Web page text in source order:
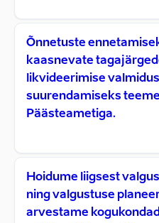
Õnnetuste
kaasnevate
likvideerimise
suurendamiseks
Päästeametiga.
Hoidume liigsest
ning valgustuse
arvestame